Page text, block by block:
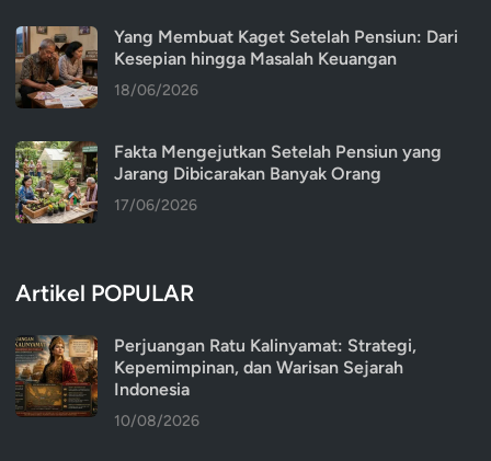
Yang Membuat Kaget Setelah Pensiun: Dari
Kesepian hingga Masalah Keuangan
18/06/2026
Fakta Mengejutkan Setelah Pensiun yang
Jarang Dibicarakan Banyak Orang
17/06/2026
Artikel POPULAR
Perjuangan Ratu Kalinyamat: Strategi,
Kepemimpinan, dan Warisan Sejarah
Indonesia
10/08/2026